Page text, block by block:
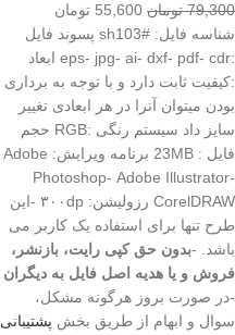
79,300 تومان 55,600 تومان
شناسه فایل: #sh103 پسوند فایل
:eps- jpg- ai- dxf- pdf- cdr ابعاد
:کیفیت ثابت دارد و با توجه به برداری
بودن میتوان آنرا در هر ابعادی تغییر
سایز داد سیستم رنگی :RGB حجم
فایل : 23MB برنامه ویرایش: Adobe
Photoshop- Adobe Illustrator-
CorelDRAW رزولیشن: ۳۰۰dp -این
طرح تنها برای استفاده یک کاربر می
باشد. -بدون حق کپی رایت، بازنشر،
فروش و یا هدیه اصل فایل به دیگران
-در صورت بروز هرگونه مشکل،
سوال و ابهام از طریق بخش پشتیبانی